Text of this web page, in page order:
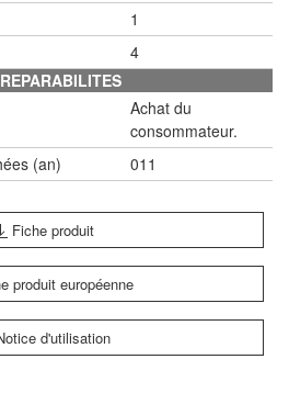
1
4
Achat du
consommateur.
(an)
011
Fiche produit
produit européenne
d'utilisation